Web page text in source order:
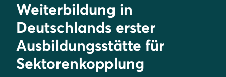
Weiterbildung in
Deutschlands erster
Ausbildungsstätte für
Sektorenkopplung